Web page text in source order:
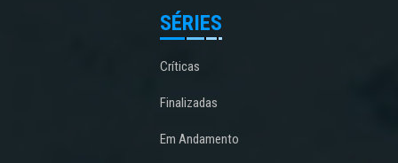
SÉRIES
Críticas
Finalizadas
Em Andamento